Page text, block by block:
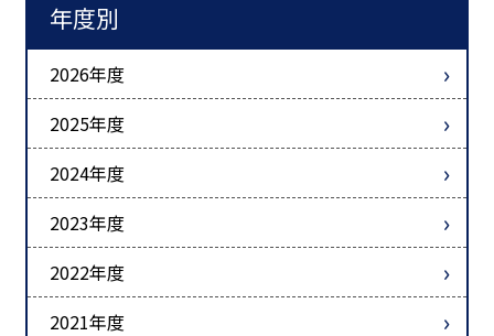
年度別
2026年度
2025年度
2024年度
2023年度
2022年度
2021年度